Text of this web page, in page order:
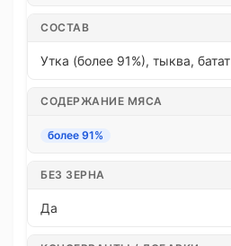
СОСТАВ
Утка (более 91%), тыква, батат
СОДЕРЖАНИЕ МЯСА
более 91%
БЕЗ ЗЕРНА
Да